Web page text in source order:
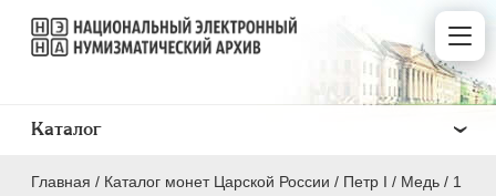
Главная / Каталог монет Царской России / Пeтр I / Медь / 1
Каталог